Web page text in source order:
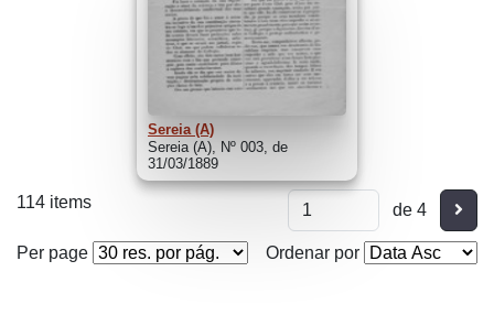
Sereia (A)
Sereia (A), Nº 003, de
31/03/1889
114 items de 4
Per page Ordenar por